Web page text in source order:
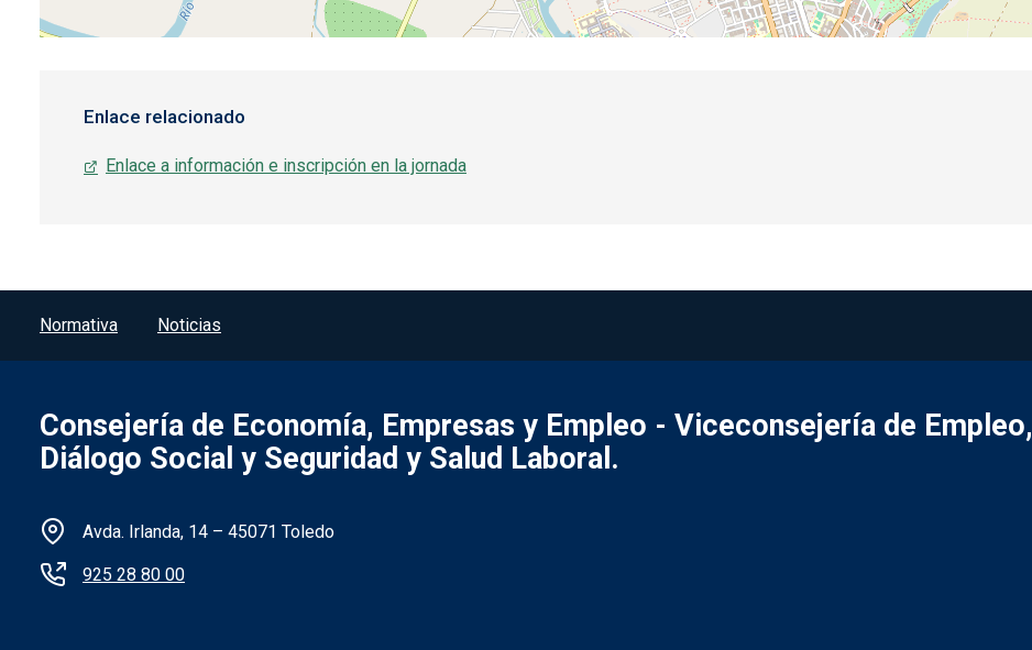
Enlace relacionado
Enlace a información e inscripción en la jornada
Menú del pie
Normativa Noticias
Consejería de Economía, Empresas y Empleo - Viceconsejería de Empleo,
Diálogo Social y Seguridad y Salud Laboral.
Información de la institución
Avda. Irlanda, 14 – 45071 Toledo
925 28 80 00